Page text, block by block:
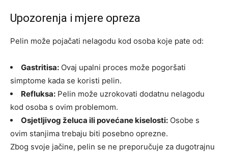
Upozorenja i mjere opreza
Pelin može pojačati nelagodu kod osoba koje pate od:
Gastritisa: Ovaj upalni proces može pogoršati
simptome kada se koristi pelin.
Refluksa: Pelin može uzrokovati dodatnu nelagodu
kod osoba s ovim problemom.
Osjetljivog želuca ili povećane kiselosti: Osobe s
ovim stanjima trebaju biti posebno oprezne.
Zbog svoje jačine, pelin se ne preporučuje za dugotrajnu